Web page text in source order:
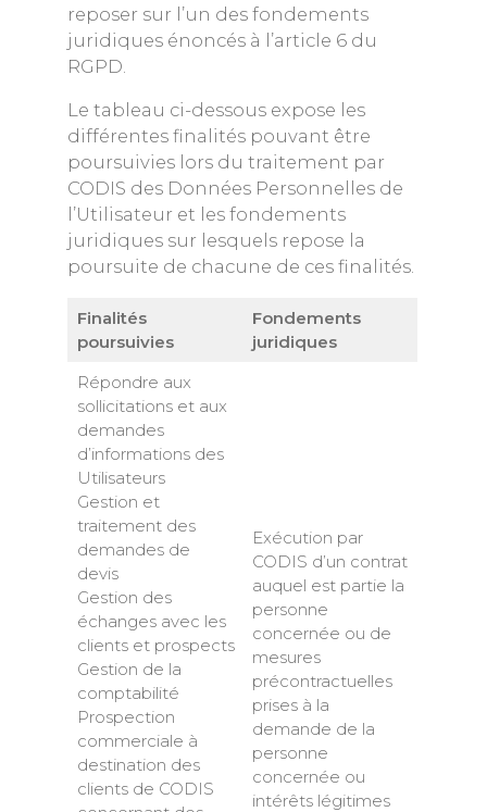
reposer sur l’un des fondements
juridiques énoncés à l’article 6 du
RGPD.
Le tableau ci-dessous expose les
différentes finalités pouvant être
poursuivies lors du traitement par
CODIS des Données Personnelles de
l’Utilisateur et les fondements
juridiques sur lesquels repose la
poursuite de chacune de ces finalités.
Finalités
poursuivies
Fondements
juridiques
Répondre aux
sollicitations et aux
demandes
d’informations des
Utilisateurs
Gestion et
traitement des
demandes de
devis
Gestion des
échanges avec les
clients et prospects
Gestion de la
comptabilité
Prospection
commerciale à
destination des
clients de CODIS
Exécution par
CODIS d’un contrat
auquel est partie la
personne
concernée ou de
mesures
précontractuelles
prises à la
demande de la
personne
concernée ou
intérêts légitimes